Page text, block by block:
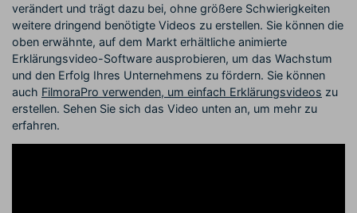
verändert und trägt dazu bei, ohne größere Schwierigkeiten
weitere dringend benötigte Videos zu erstellen. Sie können die
oben erwähnte, auf dem Markt erhältliche animierte
Erklärungsvideo-Software ausprobieren, um das Wachstum
und den Erfolg Ihres Unternehmens zu fördern. Sie können
auch FilmoraPro verwenden, um einfach Erklärungsvideos zu
erstellen. Sehen Sie sich das Video unten an, um mehr zu
erfahren.